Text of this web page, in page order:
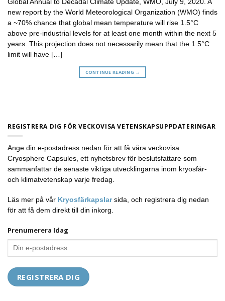
CONTINUE READING→
new report by the World Meteorological Organization (WMO) finds
a ~70% chance that global mean temperature will rise 1.5°C
above pre-industrial levels for at least one month within the next 5
years. This projection does not necessarily mean that the 1.5°C
limit will have […]
CONTINUE READING →
REGISTRERA DIG FÖR VECKOVISA VETENSKAPSUPPDATERINGAR
Ange din e-postadress nedan för att få våra veckovisa
Cryosphere Capsules, ett nyhetsbrev för beslutsfattare som
sammanfattar de senaste viktiga utvecklingarna inom kryosfär-
och klimatvetenskap varje fredag.
Läs mer på vår Kryosfärkapslarsida, och registrera dig nedan
för att få dem direkt till din inkorg.
Prenumerera Idag